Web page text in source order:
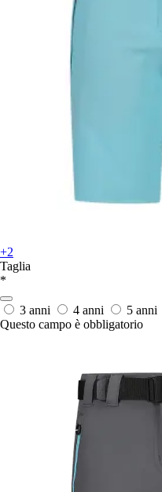
+2
Taglia
*
3 anni 4 anni 5 anni
Questo campo è obbligatorio